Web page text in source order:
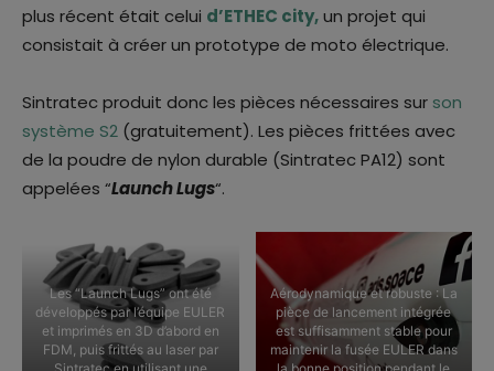
plus récent était celui d’ETHEC city,un projet qui
consistait à créer un prototype de moto électrique.
Sintratec produit donc les pièces nécessaires sur son
système S2 (gratuitement). Les pièces frittées avec
de la poudre de nylon durable (Sintratec PA12) sont
appelées “Launch Lugs“.
Les “Launch Lugs” ont été
développés par l’équipe EULER
et imprimés en 3D d’abord en
FDM, puis frittés au laser par
Aérodynamique et robuste : La
pièce de lancement intégrée
est suffisamment stable pour
maintenir la fusée EULER dans